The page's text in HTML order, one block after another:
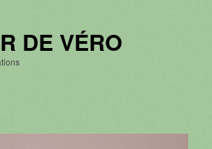
DE VÉRO